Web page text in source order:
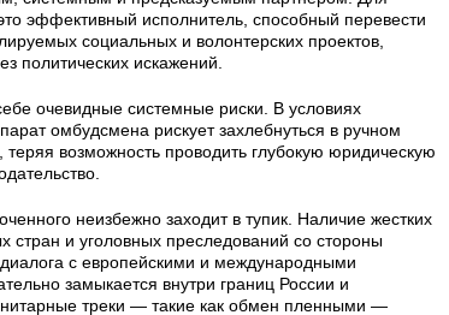
эффективный исполнитель, способный перевести
социальных и волонтерских проектов,
политических искажений.
очевидные системные риски. В условиях
омбудсмена рискует захлебнуться в ручном
возможность проводить глубокую юридическую
неизбежно заходит в тупик. Наличие жестких
стран и уголовных преследований со стороны
с европейскими и международными
замыкается внутри границ России и
треки — такие как обмен пленными —